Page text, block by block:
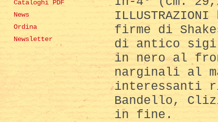
Cataloghi PDF
News
Ordina
Newsletter
firme di
di antico
in nero al
narginali al
interessanti
Bandello,
in fine.